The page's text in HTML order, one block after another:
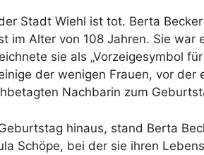
Stadt Wiehl ist tot. Berta
im Alter von 108 Jahren. Sie war
sie als „Vorzeigesymbol
der wenigen Frauen, vor
Nachbarin zum
hinaus, stand Berta
Schöpe, bei der sie ihren